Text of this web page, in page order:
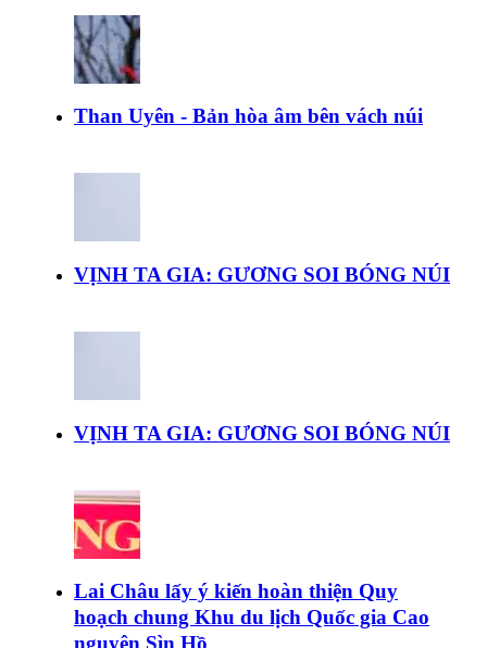
Than Uyên - Bản hòa âm bên vách núi
VỊNH TA GIA: GƯƠNG SOI BÓNG NÚI
VỊNH TA GIA: GƯƠNG SOI BÓNG NÚI
Lai Châu lấy ý kiến hoàn thiện Quy
hoạch chung Khu du lịch Quốc gia Cao